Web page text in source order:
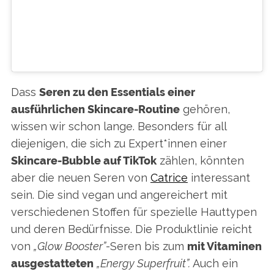
Dass Seren zu den Essentials einer
ausführlichen Skincare-Routinegehören,
wissen wir schon lange. Besonders für all
diejenigen, die sich zu Expert*innen einer
Skincare-Bubble auf TikTokzählen, könnten
aber die neuen Seren von Catrice interessant
sein. Die sind vegan und angereichert mit
verschiedenen Stoffen für spezielle Hauttypen
und deren Bedürfnisse. Die Produktlinie reicht
von „Glow Booster”-Seren bis zum mit Vitaminen
ausgestatteten „Energy Superfruit”. Auch ein